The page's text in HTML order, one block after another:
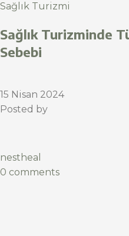
Sağlık Turizmi
Sağlık Turizminde
Sebebi
15 Nisan 2024
Posted by
nestheal
0 comments